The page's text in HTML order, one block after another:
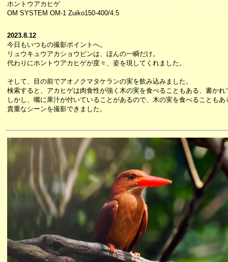
ホントウアカヒゲ
OM SYSTEM OM-1 Zuiko150-400/4.5
2023.8.12
今日もいつもの撮影ポイントへ。
リュウキュウアカショウビンは、ほんの一瞬だけ。
代わりにホントウアカヒゲが度々、姿を現してくれました。
そして、目の前でアオノクマタケランの実を飲み込みました。
検索すると、アカヒゲは肉食性が強く木の実を食べることもある、書かれ
しかし、嘴に果汁が付いていることがあるので、木の実を食べることも
貴重なシーンを撮影できました。